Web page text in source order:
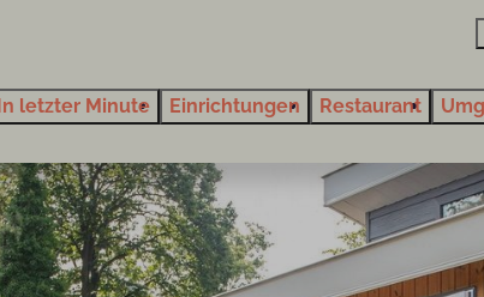
In letzter Minute Einrichtungen Restaurant